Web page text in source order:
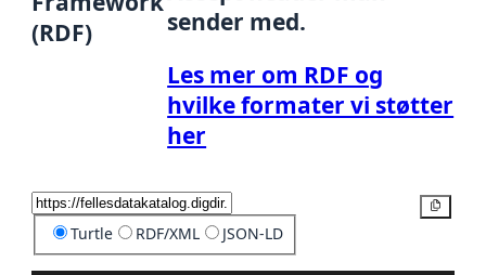
(RDF)
sender med.
Les mer om RDF og
hvilke formater vi støtter
her
Turtle RDF/XML JSON-LD